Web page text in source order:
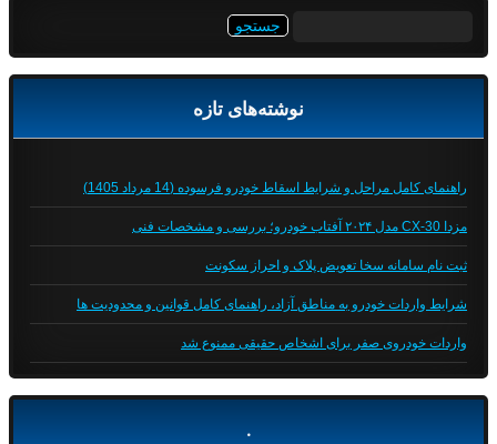
نوشته‌های تازه
راهنمای کامل مراحل و شرایط اسقاط خودرو فرسوده (14 مرداد 1405)
مزدا CX-30 مدل ۲۰۲۴ آفتاب خودرو؛ بررسی و مشخصات فنی
ثبت نام سامانه سخا تعویض پلاک و احراز سکونت
شرایط واردات خودرو به مناطق آزاد، راهنمای کامل قوانین و محدودیت ها
واردات خودروی صفر برای اشخاص حقیقی ممنوع شد
.